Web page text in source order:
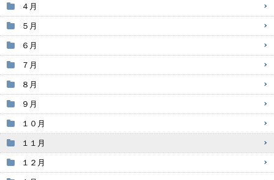
４月
５月
６月
７月
８月
９月
１０月
１１月
１２月